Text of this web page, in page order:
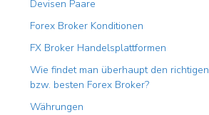
Devisen Paare
Forex Broker Konditionen
FX Broker Handelsplattformen
Wie findet man überhaupt den richtigen
bzw. besten Forex Broker?
Währungen